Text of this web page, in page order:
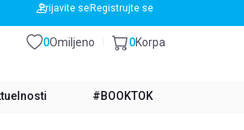
ZA IZNOS PREKO 3500 RSD
Prijavite se Registrujte se
Omiljeno
0 Korpa
0
#BOOKTOK